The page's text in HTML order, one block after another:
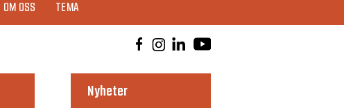
OM OSS TEMA
Nyheter